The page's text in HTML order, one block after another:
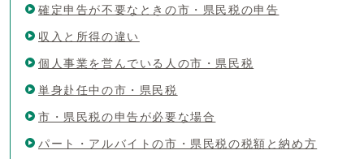
確定申告が不要なときの市・県民税の申告
収入と所得の違い
個人事業を営んでいる人の市・県民税
単身赴任中の市・県民税
市・県民税の申告が必要な場合
パート・アルバイトの市・県民税の税額と納め方